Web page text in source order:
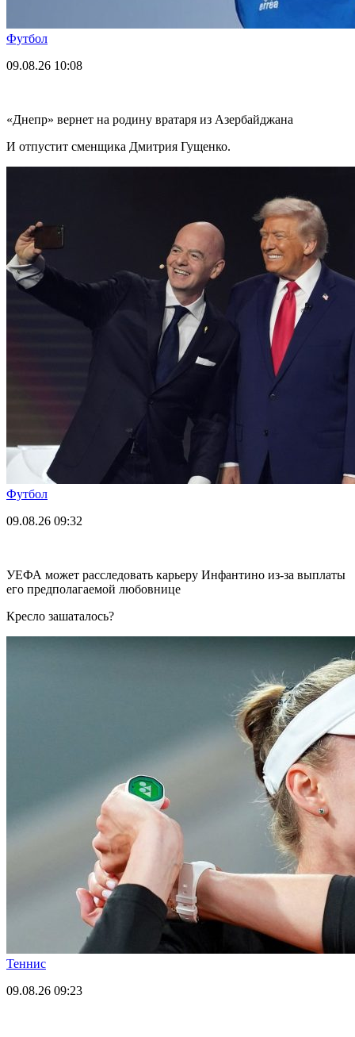
Футбол
09.08.26 10:08
«Днепр» вернет на родину вратаря из Азербайджана
И отпустит сменщика Дмитрия Гущенко.
Футбол
09.08.26 09:32
УЕФА может расследовать карьеру Инфантино из-за выплаты
его предполагаемой любовнице
Кресло зашаталось?
Теннис
09.08.26 09:23